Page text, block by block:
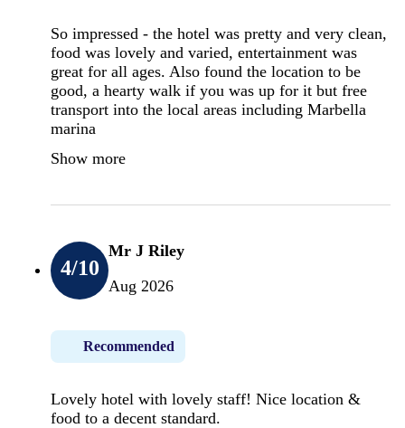
So impressed - the hotel was pretty and very clean,
food was lovely and varied, entertainment was
great for all ages. Also found the location to be
good, a hearty walk if you was up for it but free
transport into the local areas including Marbella
marina
Show more
4/10
Mr J Riley
Aug 2026
Recommended
Lovely hotel with lovely staff! Nice location &
food to a decent standard.